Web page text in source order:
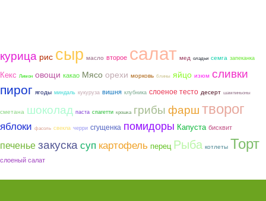
курица рис сыр масло второе салат мед оладьи семга запеканка
Кекс Лимон овощи какао Мясо орехи морковь блины яйцо изюм сливки
пирог ягоды миндаль кукуруза вишня клубника слоеное тесто десерт шампиньоны
сметана шоколад паста спагетти крошка грибыфарштворог
яблоки фасоль свекла черри сгущенка помидоры Капуста бисквит
печеньезакускасуп картофель перец Рыба котлеты Торт
слоеный салат